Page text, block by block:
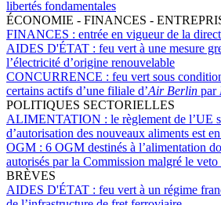
libertés fondamentales
ÉCONOMIE - FINANCES -
FINANCES : entrée en vigueur de la
AIDES D'ÉTAT : feu vert à une mesure
l’électricité d’origine renouvelable
CONCURRENCE : feu vert sous
certains actifs d’une filiale d’Air Berlin par
POLITIQUES SECTORIELLES
ALIMENTATION : le règlement de l’UE
d’autorisation des nouveaux aliments est
OGM : 6 OGM destinés à l’alimentation
autorisés par la Commission malgré le
BRÈVES
AIDES D'ÉTAT : feu vert à un régime